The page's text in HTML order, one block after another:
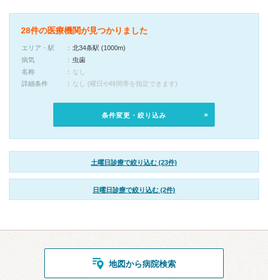
28件の医療機関が見つかりました
エリア・駅
北34条駅 (1000m)
病気
虫歯
名称
なし
詳細条件
なし (曜日や時間帯を指定できます)
条件変更・絞り込み
土曜日診療で絞り込む (23件)
日曜日診療で絞り込む (2件)
地図から病院検索